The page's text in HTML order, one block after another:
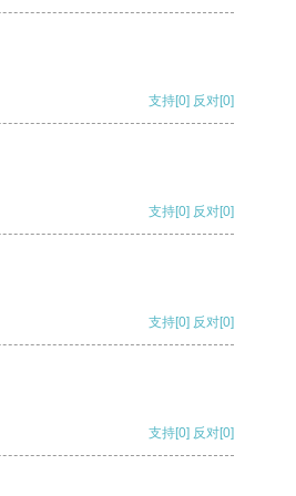
支持[0] 反对[0]
支持[0] 反对[0]
支持[0] 反对[0]
支持[0] 反对[0]